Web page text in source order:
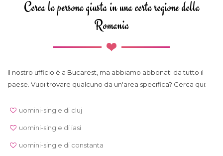
Cerca la persona giusta in una certa regione della
Romania
Il nostro ufficio è a Bucarest, ma abbiamo abbonati da tutto il
paese. Vuoi trovare qualcuno da un'area specifica? Cerca qui:
uomini-single di cluj
uomini-single di iasi
uomini-single di constanta